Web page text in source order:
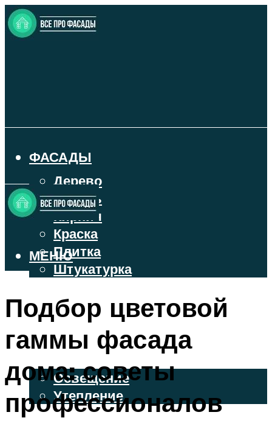
ФАСАДЫ
Дерево
Камень
Кирпич
Краска
Плитка
Штукатурка
ВЕНТИЛИРУЕМЫЕ ФАСАДЫ
ФАСАДНЫЙ САЙДИНГ
ОСВЕЩЕНИЕ И УТЕПЛЕНИЕ
Освещение
Утепление
ДЕКОР
МЕНЮ
Подбор цветовой
гаммы фасада
дома: советы
профессионалов